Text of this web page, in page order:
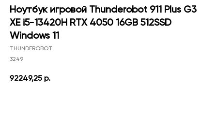
Ноутбук игровой Thunderobot 911 Plus G3
XE i5-13420H RTX 4050 16GB 512SSD
Windows 11
THUNDEROBOT
3249
92249,25 р.